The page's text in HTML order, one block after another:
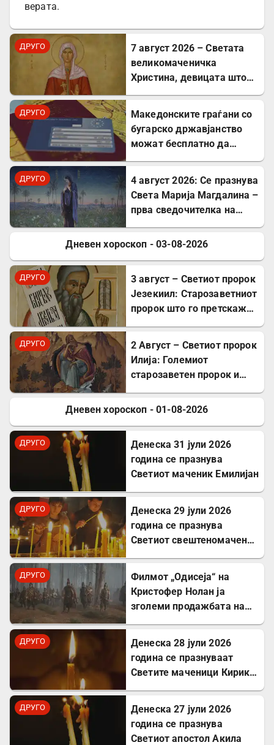
верата.
ДРУГО
7 август 2026 – Светата
великомаченичка
Христина, девицата што
ДРУГО
Mакедонските граѓани со
бугарско државјанство
можат бесплатно да
ДРУГО
4 август 2026: Се празнува
Света Марија Магдалина –
прва сведочителка на
ДРУГО
Дневен хороскоп - 03-08-2026
ДРУГО
3 август – Светиот пророк
Језекиил: Старозаветниот
пророк што го претскажа
ДРУГО
2 Август – Светиот пророк
Илија: Големиот
старозаветен пророк и
ДРУГО
Дневен хороскоп - 01-08-2026
ДРУГО
Денеска 31 јули 2026
година се празнува
Светиот маченик Емилијан
ДРУГО
Денеска 29 јули 2026
година се празнува
Светиот свештеномаченик
ДРУГО
Филмот „Одисеја“ на
Кристофер Нолан ја
зголеми продажбата на
ДРУГО
Денеска 28 јули 2026
година се празнуваат
Светите маченици Кирик и
ДРУГО
Денеска 27 јули 2026
година се празнува
Светиот апостол Акила